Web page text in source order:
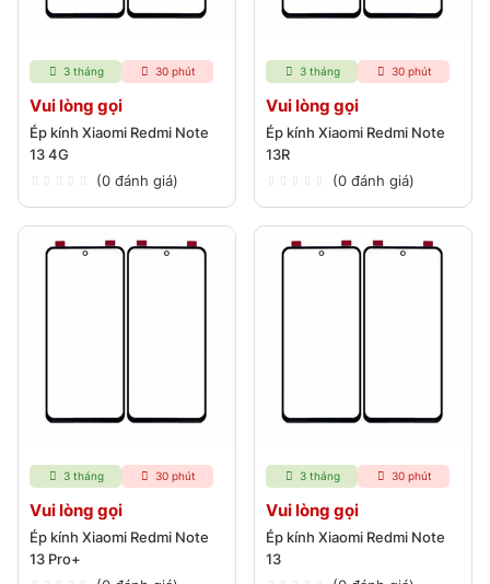
3 tháng 30 phút
Vui lòng gọi
Ép kính Xiaomi Redmi Note
13 4G
(0 đánh giá)
3 tháng 30 phút
Vui lòng gọi
Ép kính Xiaomi Redmi Note
13R
(0 đánh giá)
3 tháng 30 phút
Vui lòng gọi
Ép kính Xiaomi Redmi Note
13 Pro+
3 tháng 30 phút
Vui lòng gọi
Ép kính Xiaomi Redmi Note
13